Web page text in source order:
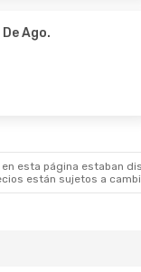
Ago.
esta página estaban
están sujetos a